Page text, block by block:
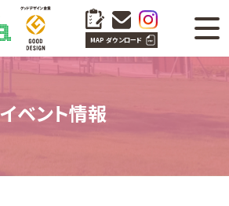
MAP ダウンロード
イベント情報